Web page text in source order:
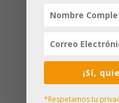
¡Oferta!¡Sí,
*Respetamos tu